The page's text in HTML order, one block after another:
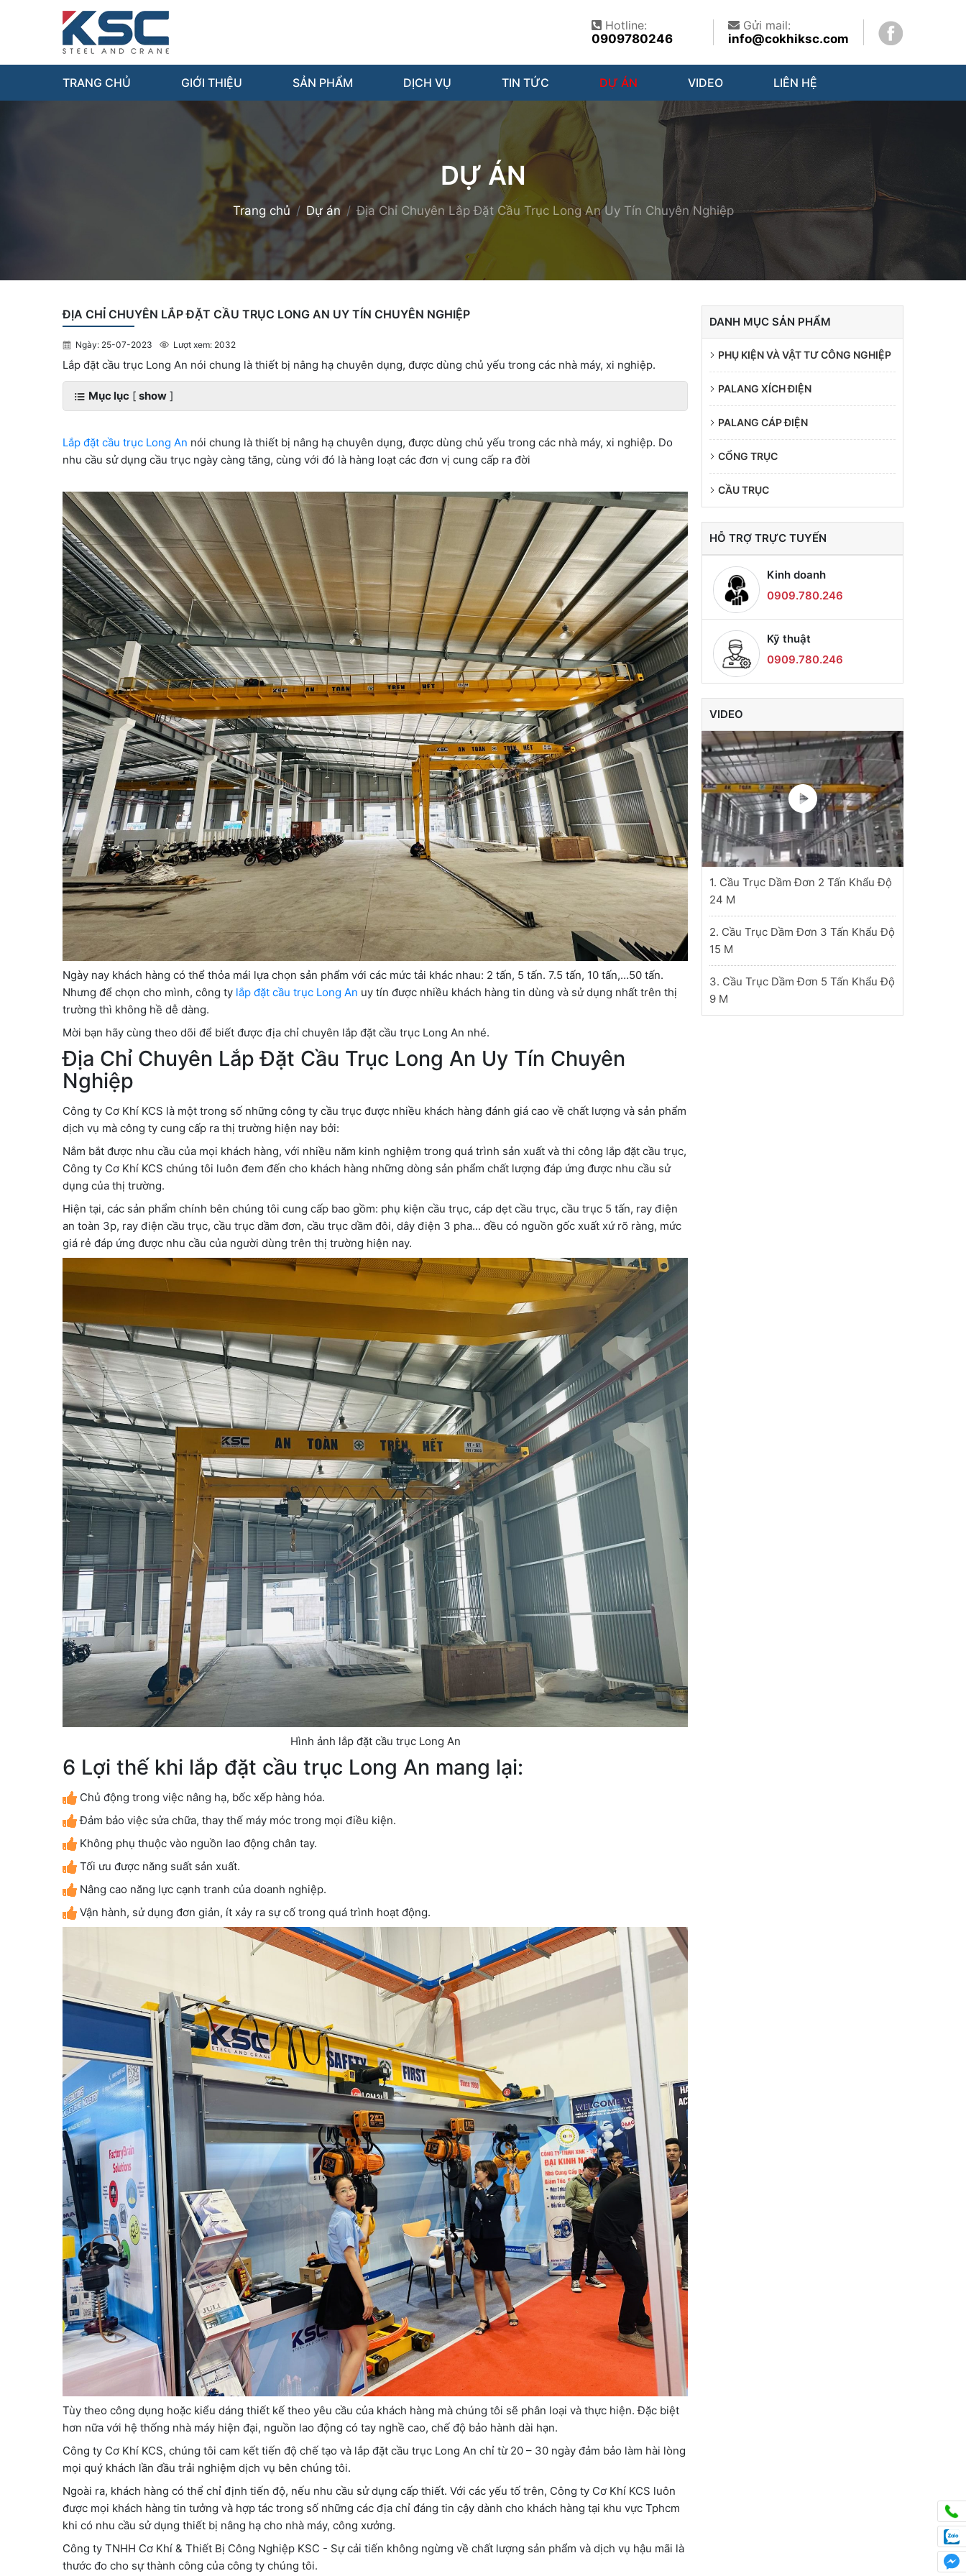
Hotline:
0909780246
Gửi mail:
info@cokhiksc.com
TRANG CHỦ GIỚI THIỆU SẢN PHẨM DỊCH VỤ TIN TỨC DỰ ÁN VIDEO LIÊN HỆ
DỰ ÁN
Trang chủ Dự án Địa Chỉ Chuyên Lắp Đặt Cầu Trục Long An Uy Tín Chuyên Nghiệp
ĐỊA CHỈ CHUYÊN LẮP ĐẶT CẦU TRỤC LONG AN UY TÍN CHUYÊN NGHIỆP
Ngày: 25-07-2023 Lượt xem: 2032
Lắp đặt cầu trục Long An nói chung là thiết bị nâng hạ chuyên dụng, được dùng chủ yếu trong các nhà máy, xi nghiệp.
Mục lục [ show ]
Lắp đặt cầu trục Long An nói chung là thiết bị nâng hạ chuyên dụng, được dùng chủ yếu trong các nhà máy, xi nghiệp. Do
nhu cầu sử dụng cầu trục ngày càng tăng, cùng với đó là hàng loạt các đơn vị cung cấp ra đời
Ngày nay khách hàng có thể thỏa mái lựa chọn sản phẩm với các mức tải khác nhau: 2 tấn, 5 tấn. 7.5 tấn, 10 tấn,…50 tấn.
Nhưng để chọn cho mình, công ty lắp đặt cầu trục Long An uy tín được nhiều khách hàng tin dùng và sử dụng nhất trên thị
trường thì không hề dễ dàng.
Mời bạn hãy cùng theo dõi để biết được địa chỉ chuyên lắp đặt cầu trục Long An nhé.
Địa Chỉ Chuyên Lắp Đặt Cầu Trục Long An Uy Tín Chuyên
Nghiệp
Công ty Cơ Khí KCS là một trong số những công ty cầu trục được nhiều khách hàng đánh giá cao về chất lượng và sản phẩm
dịch vụ mà công ty cung cấp ra thị trường hiện nay bởi:
Nắm bắt được nhu cầu của mọi khách hàng, với nhiều năm kinh nghiệm trong quá trình sản xuất và thi công lắp đặt cầu trục,
Công ty Cơ Khí KCS chúng tôi luôn đem đến cho khách hàng những dòng sản phẩm chất lượng đáp ứng được nhu cầu sử
dụng của thị trường.
Hiện tại, các sản phẩm chính bên chúng tôi cung cấp bao gồm: phụ kiện cầu trục, cáp dẹt cầu trục, cầu trục 5 tấn, ray điện
an toàn 3p, ray điện cầu trục, cầu trục dầm đơn, cầu trục dầm đôi, dây điện 3 pha... đều có nguồn gốc xuất xứ rõ ràng, mức
giá rẻ đáp ứng được nhu cầu của người dùng trên thị trường hiện nay.
Hình ảnh lắp đặt cầu trục Long An
6 Lợi thế khi lắp đặt cầu trục Long An mang lại:
Chủ động trong việc nâng hạ, bốc xếp hàng hóa.
Đảm bảo việc sửa chữa, thay thế máy móc trong mọi điều kiện.
Không phụ thuộc vào nguồn lao động chân tay.
Tối ưu được năng suất sản xuất.
Nâng cao năng lực cạnh tranh của doanh nghiệp.
Vận hành, sử dụng đơn giản, ít xảy ra sự cố trong quá trình hoạt động.
Tùy theo công dụng hoặc kiểu dáng thiết kế theo yêu cầu của khách hàng mà chúng tôi sẽ phân loại và thực hiện. Đặc biệt
hơn nữa với hệ thống nhà máy hiện đại, nguồn lao động có tay nghề cao, chế độ bảo hành dài hạn.
Công ty Cơ Khí KCS, chúng tôi cam kết tiến độ chế tạo và lắp đặt cầu trục Long An chỉ từ 20 – 30 ngày đảm bảo làm hài lòng
mọi quý khách lần đầu trải nghiệm dịch vụ bên chúng tôi.
Ngoài ra, khách hàng có thể chỉ định tiến độ, nếu nhu cầu sử dụng cấp thiết. Với các yếu tố trên, Công ty Cơ Khí KCS luôn
được mọi khách hàng tin tưởng và hợp tác trong số những các địa chỉ đáng tin cậy dành cho khách hàng tại khu vực Tphcm
khi có nhu cầu sử dụng thiết bị nâng hạ cho nhà máy, công xưởng.
Công ty TNHH Cơ Khí & Thiết Bị Công Nghiệp KSC - Sự cải tiến không ngừng về chất lượng sản phẩm và dịch vụ hậu mãi là
thước đo cho sự thành công của công ty chúng tôi.
DANH MỤC SẢN PHẨM
PHỤ KIỆN VÀ VẬT TƯ CÔNG NGHIỆP
PALANG XÍCH ĐIỆN
PALANG CÁP ĐIỆN
CỔNG TRỤC
CẦU TRỤC
HỖ TRỢ TRỰC TUYẾN
Kinh doanh
0909.780.246
Kỹ thuật
0909.780.246
VIDEO
1. Cầu Trục Dầm Đơn 2 Tấn Khẩu Độ
24 M
2. Cầu Trục Dầm Đơn 3 Tấn Khẩu Độ
15 M
3. Cầu Trục Dầm Đơn 5 Tấn Khẩu Độ
9 M